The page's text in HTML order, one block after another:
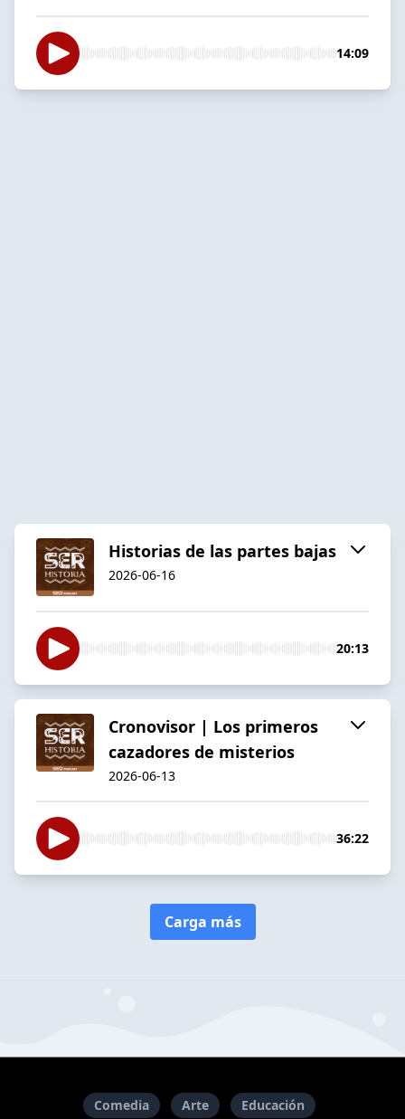
14:09
Historias de las partes bajas
2026-06-16
20:13
Cronovisor | Los primeros
cazadores de misterios
2026-06-13
36:22
Carga más
Comedia Arte Educación